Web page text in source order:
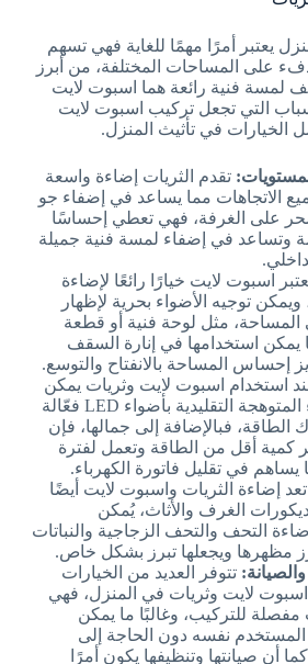
يعتبر أمرًا مهمًا للغاية فهي تسهم
على المساحات المختلفة، من أبرز
لمسة فنية رائعة هما اسبوت لايت
التي تجعل تركيب اسبوت لايت
الخيارات في تأثيث المنزل.
تقدم الثريات إضاءة واسعة
الاتجاهات مما يساعد في إضفاء جو
على الغرفة، فهي تعطي إحساسًا
وتساعد في إضفاء لمسة فنية جميلة
اسبوت لايت خيارًا رائعًا لإضاءة
توجيه الأضواء بحرية لإظهار
المساحة، مثل لوحة فنية أو قطعة
يمكن استخدامها في إنارة السقف
إحساس المساحة بالانفتاح والتوسع.
استخدام اسبوت لايت وثريات يمكن
استبدال الأضواء المتوهجة التقليدية بأضواء LED فعّالة
فبالإضافة إلى جمالها، فإن
كمية أقل من الطاقة وتعمل لفترة
في تقليل فاتورة الكهرباء.
تعد إضاءة الثريات واسبوت لايت أيضًا
الغرف والأثاث، يُمكن
التحف والتحف الزجاجية والنباتات
مظهرها ويجعلها تبرز بشكل خاص.
تتوفر العديد من الخيارات
اسبوت لايت وثريات في المنزل، فهي
مفصلة للتركيب، وغالبًا ما يمكن
المستخدم نفسه دون الحاجة إلى
كما أن صيانتها وتنظيفها يكون أمرًا